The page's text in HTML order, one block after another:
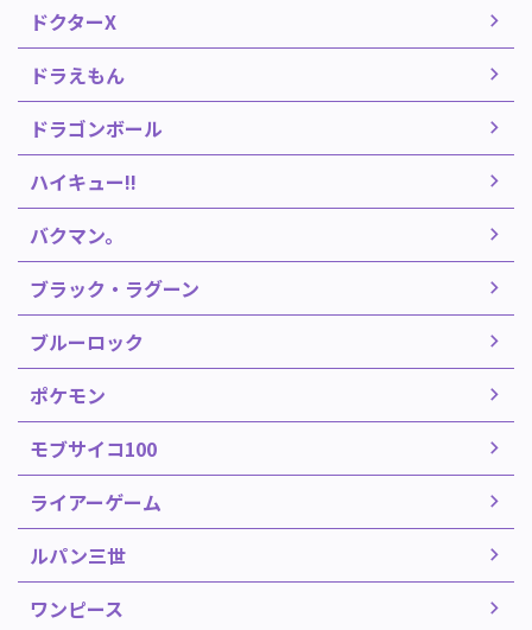
ドクターX
ドラえもん
ドラゴンボール
ハイキュー!!
バクマン。
ブラック・ラグーン
ブルーロック
ポケモン
モブサイコ100
ライアーゲーム
ルパン三世
ワンピース